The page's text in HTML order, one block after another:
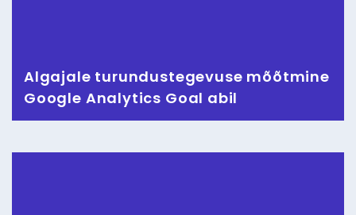
Algajale turundustegevuse mõõtmine
Google Analytics Goal abil